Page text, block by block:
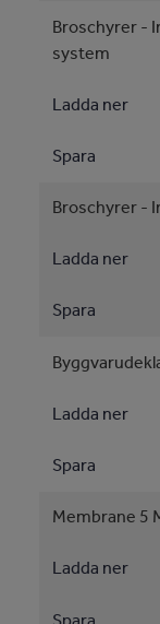
Broschyrer -
system
Ladda ner
Spara
Broschyrer -
Ladda ner
Spara
Ladda ner
Spara
Membrane 5
Ladda ner
Spara